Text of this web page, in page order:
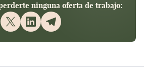
ninguna oferta de trabajo: